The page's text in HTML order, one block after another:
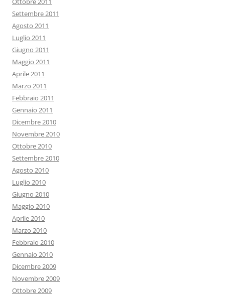
Settembre 2011
Agosto 2011
Luglio 2011
Giugno 2011
Maggio 2011
Aprile 2011
Marzo 2011
Febbraio 2011
Gennaio 2011
Dicembre 2010
Novembre 2010
Ottobre 2010
Settembre 2010
Agosto 2010
Luglio 2010
Giugno 2010
Maggio 2010
Aprile 2010
Marzo 2010
Febbraio 2010
Gennaio 2010
Dicembre 2009
Novembre 2009
Ottobre 2009